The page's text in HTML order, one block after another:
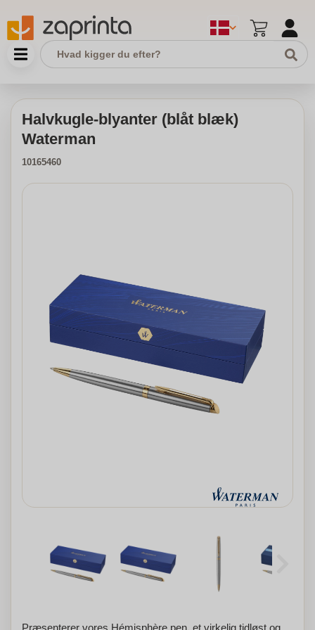
Halvkugle-blyanter (blåt blæk)
Waterman
10165460
Præsenterer vores Hémisphère pen, et virkelig tidløst og